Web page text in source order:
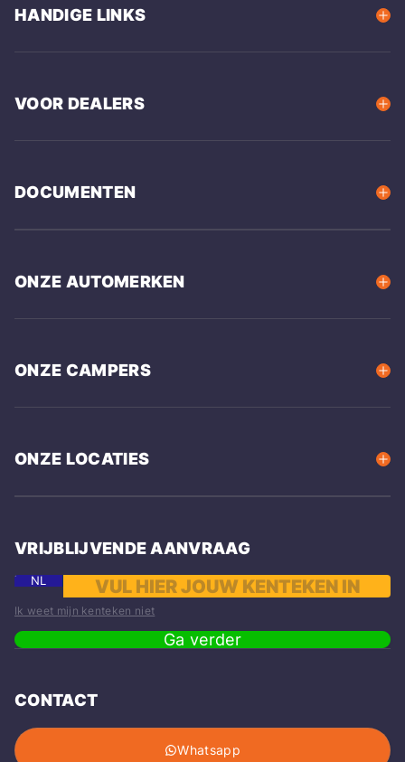
HANDIGE LINKS
VOOR DEALERS
DOCUMENTEN
ONZE AUTOMERKEN
ONZE CAMPERS
ONZE LOCATIES
VRIJBLIJVENDE AANVRAAG
NL
Ik weet mijn kenteken niet
Ga verder
CONTACT
Whatsapp